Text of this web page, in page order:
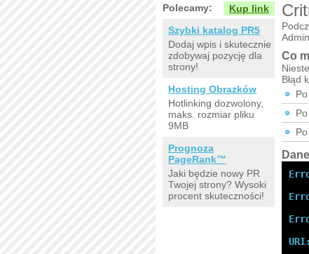
Co
Błąd
URI:
Polecamy:
Kup link
Szybki katalog PR5
Dodaj wpis i skutecznie
zdobywaj pozycję dla
strony!
Hosting Obrazków
Hotlinking dozwolony,
maks. rozmiar pliku
9MB
Prognoza
PageRank™
Jaki będzie nowy PR
Twojej strony? Wysoki
procent skuteczności!